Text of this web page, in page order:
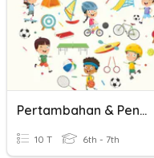
Pertambahan & Pengurangan
10 T 6th - 7th